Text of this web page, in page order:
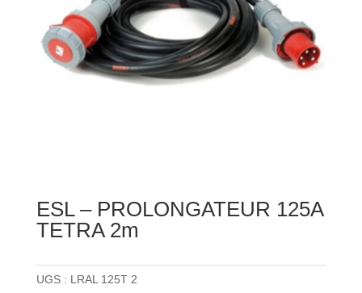
ESL – PROLONGATEUR 125A
TETRA 2m
UGS : LRAL 125T 2